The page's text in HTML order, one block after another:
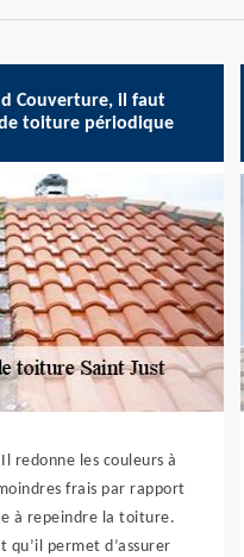
Couverture, il faut
toiture périodique
redonne les couleurs à
frais par rapport
à repeindre la toiture.
qu’il permet d’assurer